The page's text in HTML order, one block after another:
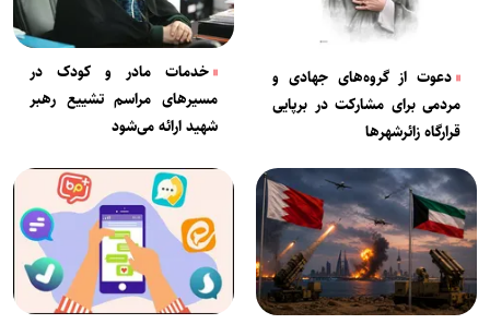
دعوت از گروه‌های جهادی و
مردمی برای مشارکت در برپایی
قرارگاه زائرشهرها
خدمات مادر و کودک در
مسیرهای مراسم تشییع رهبر
شهید ارائه می‌شود